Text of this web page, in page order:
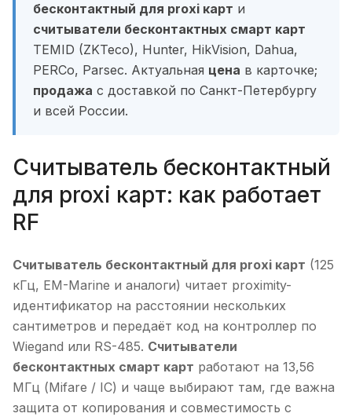
бесконтактный для proxi карт и
считыватели бесконтактных смарт карт
TEMID (ZKTeco), Hunter, HikVision, Dahua,
PERCo, Parsec. Актуальная цена в карточке;
продажа с доставкой по Санкт-Петербургу
и всей России.
Считыватель бесконтактный
для proxi карт: как работает
RF
Считыватель бесконтактный для proxi карт (125
кГц, EM-Marine и аналоги) читает proximity-
идентификатор на расстоянии нескольких
сантиметров и передаёт код на контроллер по
Wiegand или RS-485. Считыватели
бесконтактных смарт карт работают на 13,56
МГц (Mifare / IC) и чаще выбирают там, где важна
защита от копирования и совместимость с